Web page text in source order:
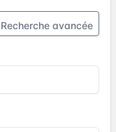
Recherche avancée